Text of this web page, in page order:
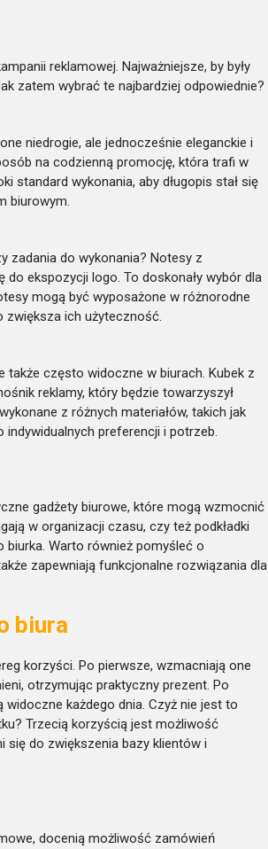
reklamowej. Najważniejsze, by były
zatem wybrać te najbardziej odpowiednie?
niedrogie, ale jednocześnie eleganckie i
na codzienną promocję, która trafi w
standard wykonania, aby długopis stał się
biurowym.
zadania do wykonania? Notesy z
ekspozycji logo. To doskonały wybór dla
mogą być wyposażone w różnorodne
zwiększa ich użyteczność.
także często widoczne w biurach. Kubek z
reklamy, który będzie towarzyszył
z różnych materiałów, takich jak
preferencji i potrzeb.
gadżety biurowe, które mogą wzmocnić
w organizacji czasu, czy też podkładki
Warto również pomyśleć o
zapewniają funkcjonalne rozwiązania dla
biura
korzyści. Po pierwsze, wzmacniają one
otrzymując praktyczny prezent. Po
każdego dnia. Czyż nie jest to
Trzecią korzyścią jest możliwość
do zwiększenia bazy klientów i
docenią możliwość zamówień